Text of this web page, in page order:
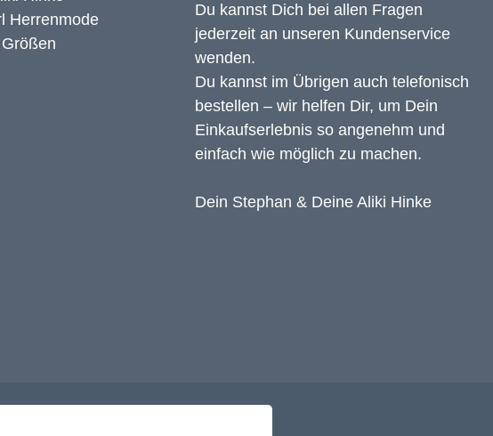
Du kannst Dich bei allen Fragen
jederzeit an unseren Kundenservice
wenden.
Du kannst im Übrigen auch telefonisch
bestellen – wir helfen Dir, um Dein
Einkaufserlebnis so angenehm und
einfach wie möglich zu machen.
Dein Stephan & Deine Aliki Hinke